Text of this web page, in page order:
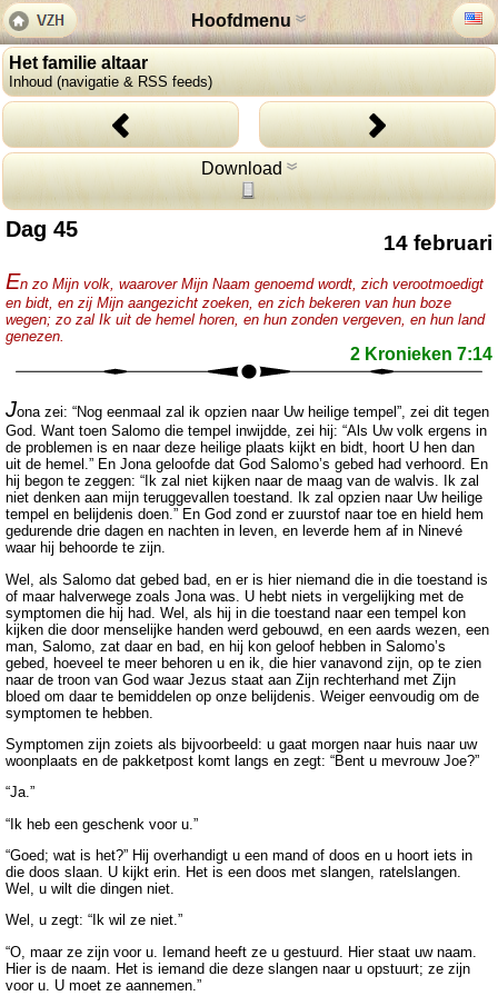
Hoofdmenu
Het familie altaar
Inhoud (navigatie & RSS feeds)
Download
14 februari
Dag 45
En zo Mijn volk, waarover Mijn Naam genoemd wordt, zich verootmoedigt
en bidt, en zij Mijn aangezicht zoeken, en zich bekeren van hun boze
wegen; zo zal Ik uit de hemel horen, en hun zonden vergeven, en hun land
genezen.
2 Kronieken 7:14
Jona zei: “Nog eenmaal zal ik opzien naar Uw heilige tempel”, zei dit tegen
God. Want toen Salomo die tempel inwijdde, zei hij: “Als Uw volk ergens in
de problemen is en naar deze heilige plaats kijkt en bidt, hoort U hen dan
uit de hemel.” En Jona geloofde dat God Salomo’s gebed had verhoord. En
hij begon te zeggen: “Ik zal niet kijken naar de maag van de walvis. Ik zal
niet denken aan mijn teruggevallen toestand. Ik zal opzien naar Uw heilige
tempel en belijdenis doen.” En God zond er zuurstof naar toe en hield hem
gedurende drie dagen en nachten in leven, en leverde hem af in Ninevé
waar hij behoorde te zijn.
Wel, als Salomo dat gebed bad, en er is hier niemand die in die toestand is
of maar halverwege zoals Jona was. U hebt niets in vergelijking met de
symptomen die hij had. Wel, als hij in die toestand naar een tempel kon
kijken die door menselijke handen werd gebouwd, en een aards wezen, een
man, Salomo, zat daar en bad, en hij kon geloof hebben in Salomo’s
gebed, hoeveel te meer behoren u en ik, die hier vanavond zijn, op te zien
naar de troon van God waar Jezus staat aan Zijn rechterhand met Zijn
bloed om daar te bemiddelen op onze belijdenis. Weiger eenvoudig om de
symptomen te hebben.
Symptomen zijn zoiets als bijvoorbeeld: u gaat morgen naar huis naar uw
woonplaats en de pakketpost komt langs en zegt: “Bent u mevrouw Joe?”
“Ja.”
“Ik heb een geschenk voor u.”
“Goed; wat is het?” Hij overhandigt u een mand of doos en u hoort iets in
die doos slaan. U kijkt erin. Het is een doos met slangen, ratelslangen.
Wel, u wilt die dingen niet.
Wel, u zegt: “Ik wil ze niet.”
“O, maar ze zijn voor u. Iemand heeft ze u gestuurd. Hier staat uw naam.
Hier is de naam. Het is iemand die deze slangen naar u opstuurt; ze zijn
voor u. U moet ze aannemen.”